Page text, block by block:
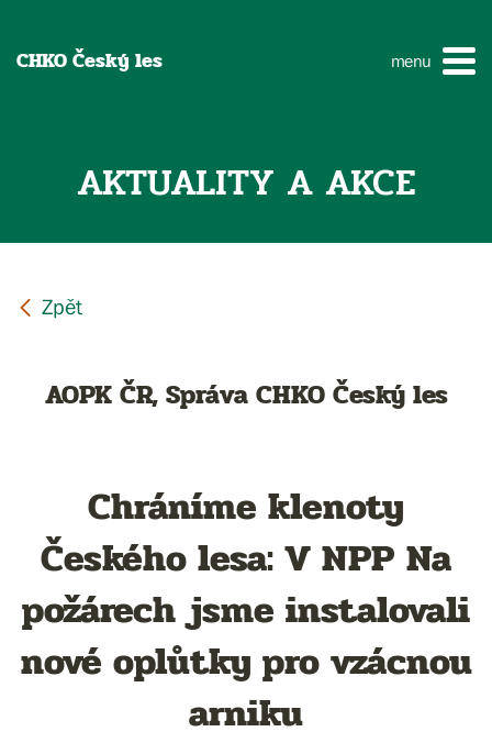
CHKO Český les menu
AKTUALITY A AKCE
AOPK ČR, Správa CHKO Český les
Chráníme klenoty
Českého lesa: V NPP Na
požárech jsme instalovali
nové oplůtky pro vzácnou
arniku